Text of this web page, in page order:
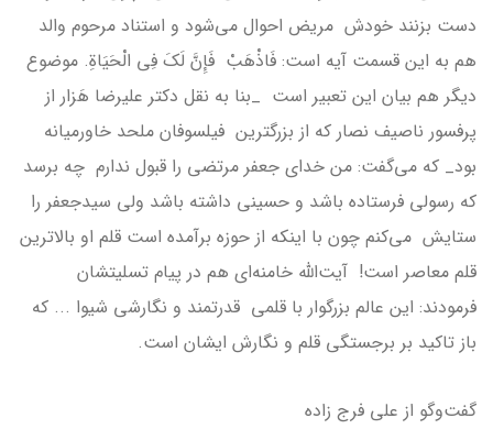
دست بزنند خودش مریض احوال می‌شود و استناد مرحوم والد
هم به این قسمت آیه است: فَاذْهَبْ فَإِنَّ لَكَ فِي الْحَيَاةِ. موضوع
دیگر هم بیان این تعبیر است _بنا به نقل دکتر علیرضا هَزار از
پرفسور ناصیف نصار که از بزرگترین فیلسوفان ملحد خاورمیانه
بود_ که می‌گفت: من خدای جعفر مرتضی را قبول ندارم چه برسد
که رسولی فرستاده باشد و حسینی داشته باشد ولی سیدجعفر را
ستایش می‌کنم چون با اینکه از حوزه برآمده است قلم او بالاترین
قلم معاصر است! آیت‌الله خامنه‌ای هم در پیام تسلیتشان
فرمودند: این عالم بزرگوار با قلمی قدرتمند و نگارشی شیوا ... که
باز تاکید بر برجستگی قلم و نگارش ایشان است.
گفت‌وگو از علی فرج زاده